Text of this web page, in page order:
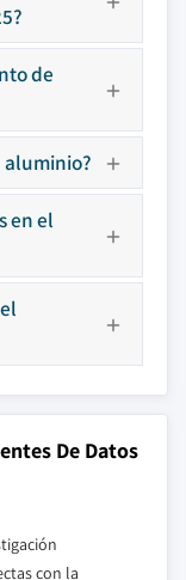
de
aluminio?
en el
De Datos
con la